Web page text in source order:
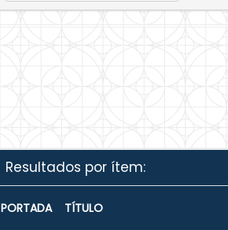
Resultados por ítem:
PORTADA TÍTULO